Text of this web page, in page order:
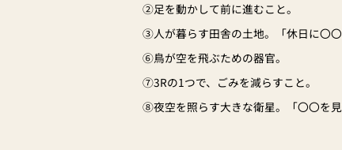
②足を動かして前に進むこと。
③人が暮らす田舎の土地。「休日に〇〇
⑥鳥が空を飛ぶための器官。
⑦3Rの1つで、ごみを減らすこと。
⑧夜空を照らす大きな衛星。「〇〇を見